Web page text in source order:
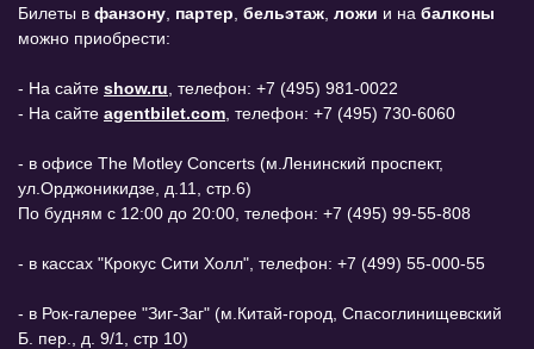
Билеты в фанзону партер бельэтаж ложи и на балконы
можно приобрести:
- На сайте show.ru , телефон: +7 (495) 981-0022
- На сайте agentbilet.com , телефон: +7 (495) 730-6060
- в офисе The Motley Concerts (м.Ленинский проспект,
ул.Орджоникидзе, д.11, стр.6)
По будням с 12:00 до 20:00, телефон: +7 (495) 99-55-808
- в кассах "Крокус Сити Холл", телефон: +7 (499) 55-000-55
- в Рок-галерее "Зиг-Заг" (м.Китай-город, Спасоглинищевский
Б. пер., д. 9/1, стр 10)